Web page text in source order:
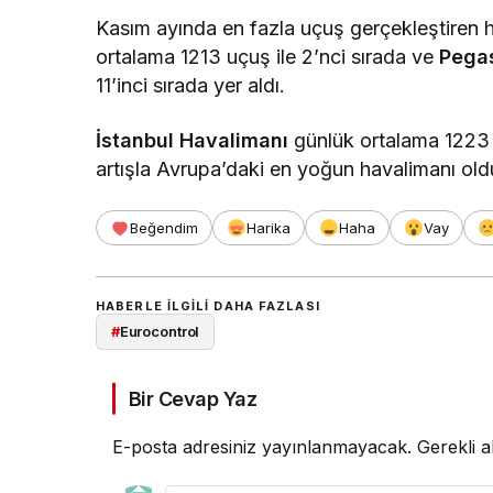
Kasım ayında en fazla uçuş
ortalama 1213 uçuş ile 2’nci sırada ve
11’inci sırada yer aldı.
İstanbul Havalimanı günlük ortalama 1223
artışla Avrupa’daki en yoğun havalimanı
Beğendim Harika Haha Vay
HABERLE ILGILI DAHA FAZLASI
#Eurocontrol
Bir Cevap Yaz
E-posta adresiniz yayınlanmayacak. Gerekli